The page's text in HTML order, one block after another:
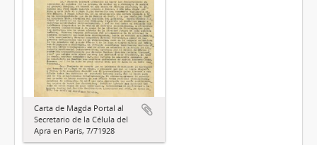
Carta de Magda Portal al
Secretario de la Célula del
Apra en París, 7/71928